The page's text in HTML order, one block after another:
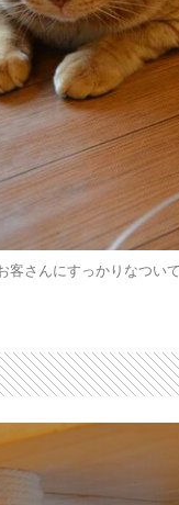
客さんにすっかりなつ